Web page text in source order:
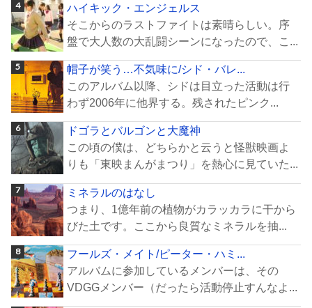
ハイキック・エンジェルス
そこからのラストファイトは素晴らしい。序
盤で大人数の大乱闘シーンになったので、こ...
帽子が笑う…不気味に/シド・バレ...
このアルバム以降、シドは目立った活動は行
わず2006年に他界する。残されたピンク...
ドゴラとバルゴンと大魔神
この頃の僕は、どちらかと云うと怪獣映画よ
りも「東映まんがまつり」を熱心に見ていた...
ミネラルのはなし
つまり、1億年前の植物がカラッカラに干から
びた土です。ここから良質なミネラルを抽...
フールズ・メイト/ピーター・ハミ...
アルバムに参加しているメンバーは、その
VDGGメンバー（だったら活動停止すんなよ...